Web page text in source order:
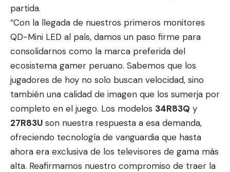
partida.
“Con la llegada de nuestros primeros monitores
QD-Mini LED al país, damos un paso firme para
consolidarnos como la marca preferida del
ecosistema gamer peruano. Sabemos que los
jugadores de hoy no solo buscan velocidad, sino
también una calidad de imagen que los sumerja por
completo en el juego. Los modelos 34R83Q y
27R83U son nuestra respuesta a esa demanda,
ofreciendo tecnología de vanguardia que hasta
ahora era exclusiva de los televisores de gama más
alta. Reafirmamos nuestro compromiso de traer la